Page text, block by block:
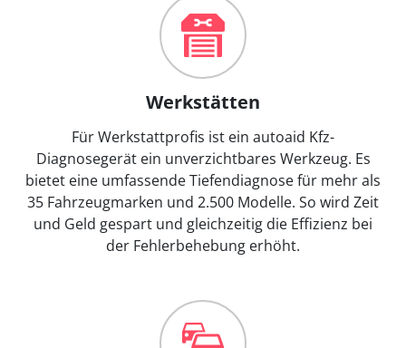
Werkstätten
Für Werkstattprofis ist ein autoaid Kfz-
Diagnosegerät ein unverzichtbares Werkzeug. Es
bietet eine umfassende Tiefendiagnose für mehr als
35 Fahrzeugmarken und 2.500 Modelle. So wird Zeit
und Geld gespart und gleichzeitig die Effizienz bei
der Fehlerbehebung erhöht.